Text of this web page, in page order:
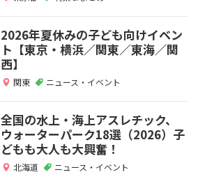
2026年夏休みの子ども向けイベン
ト【東京・横浜／関東／東海／関
西】
関東 ニュース・イベント
全国の水上・海上アスレチック、
ウォーターパーク18選（2026）子
どもも大人も大興奮！
北海道 ニュース・イベント